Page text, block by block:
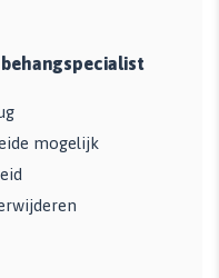
mogelijk